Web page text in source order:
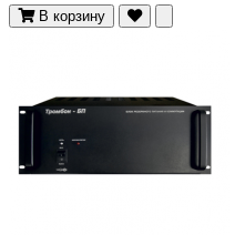
В корзину